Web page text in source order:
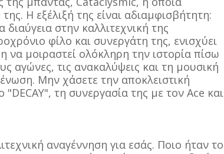
Η εξέλιξή της είναι αδιαμφισβήτητη:
στην καλλιτεχνική της
φίλο και συνεργάτη της, ενισχύει
μοιραστεί ολόκληρη την ιστορία πίσω
αγώνες, τις ανακαλύψεις και τη μουσική
Μην χάσετε την αποκλειστική
τη συνεργασία της με τον Ace και
αναγέννηση για εσάς. Ποιο ήταν το